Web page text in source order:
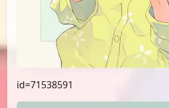
id=71538591